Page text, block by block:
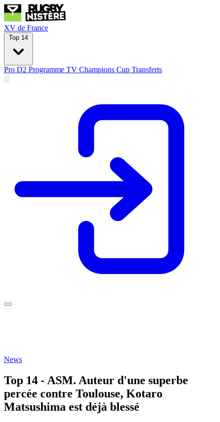
XV de France
Top 14
Pro D2 Programme TV Champions Cup Transferts
News
Top 14 - ASM. Auteur d'une superbe
percée contre Toulouse, Kotaro
Matsushima est déjà blessé